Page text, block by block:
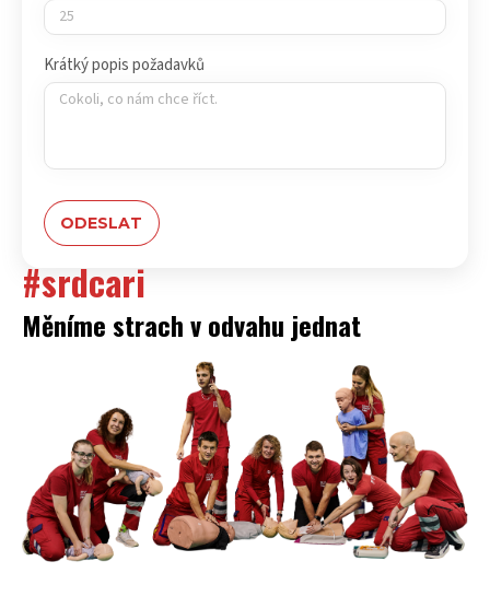
Krátký popis požadavků
#srdcari
Měníme strach v odvahu jednat